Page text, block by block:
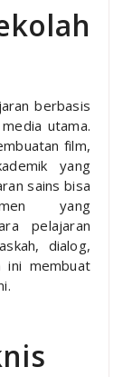
berbasis
utama.
film,
yang
sains bisa
yang
pelajaran
dialog,
ini membuat